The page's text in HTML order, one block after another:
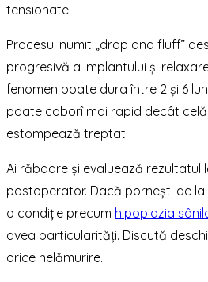
tensionate.
Procesul numit „drop and fluff”
progresivă a implantului și
fenomen poate dura între 2 și 6
poate coborî mai rapid decât
estompează treptat.
Ai răbdare și evaluează rezultatul
postoperator. Dacă pornești de
o condiție precum hipoplazia
avea particularități. Discută
orice nelămurire.